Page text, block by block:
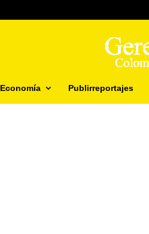
Economía Publirreportajes